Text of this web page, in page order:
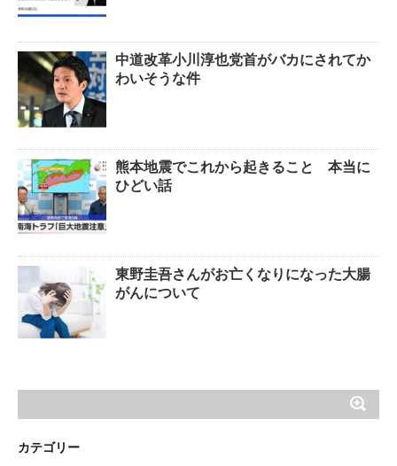
中道改革小川淳也党首がバカにされてか
わいそうな件
熊本地震でこれから起きること 本当に
ひどい話
東野圭吾さんがお亡くなりになった大腸
がんについて
カテゴリー